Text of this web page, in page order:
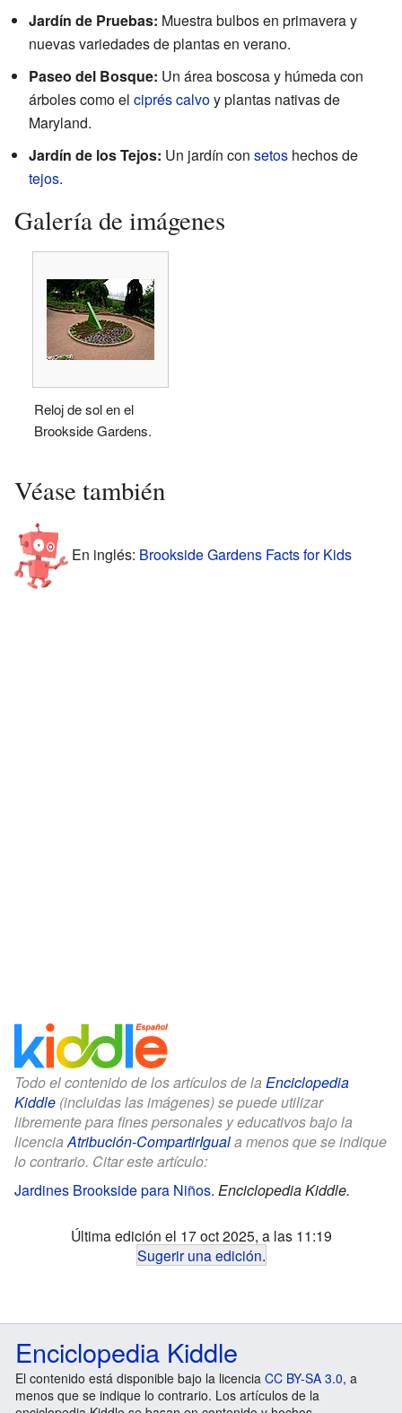
Jardín de Pruebas: Muestra bulbos en primavera y
nuevas variedades de plantas en verano.
Paseo del Bosque: Un área boscosa y húmeda con
árboles como el ciprés calvoy plantas nativas de
Maryland.
Jardín de los Tejos: Un jardín con setos hechos de
tejos.
Galería de imágenes
Reloj de sol en el
Brookside Gardens.
Véase también
En inglés: Brookside Gardens Facts for Kids
Todo el contenido de los artículos de la Enciclopedia
Kiddle (incluidas las imágenes) se puede utilizar
libremente para fines personales y educativos bajo la
licenciaAtribución-CompartirIguala menos que se indique
lo contrario. Citar este artículo:
Jardines Brookside para Niños. Enciclopedia Kiddle.
Última edición el 17 oct 2025, a las 11:19
Sugerir una edición.
Enciclopedia Kiddle
El contenido está disponible bajo la licencia CC BY-SA 3.0, a
menos que se indique lo contrario. Los artículos de la